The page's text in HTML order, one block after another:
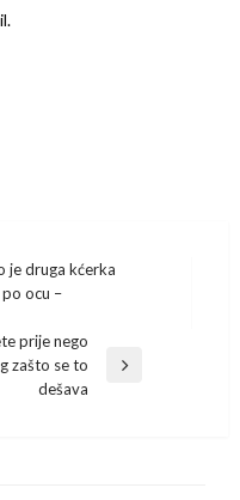
je druga kćerka
po ocu –
prije nego
zašto se to
dešava